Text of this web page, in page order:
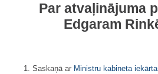
Par atvaļinājuma
Edgaram
1. Saskaņā ar Ministru kabineta